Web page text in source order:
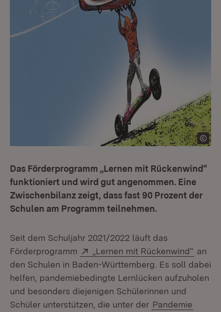
Das Förderprogramm „Lernen mit Rückenwind“
funktioniert und wird gut angenommen. Eine
Zwischenbilanz zeigt, dass fast 90 Prozent der
Schulen am Programm teilnehmen.
Seit dem Schuljahr 2021/2022 läuft das
Förderprogramm
Extern:
„Lernen mit Rückenwind“ an
den Schulen in Baden-Württemberg. Es soll dabei
helfen, pandemiebedingte Lernlücken aufzuholen
und besonders diejenigen Schülerinnen und
Schüler unterstützen, die unter der Pandemie